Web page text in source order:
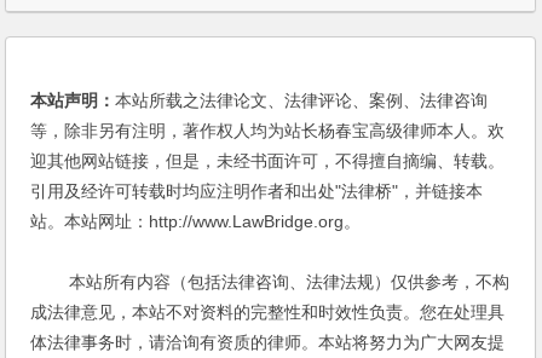
本站声明：本站所载之法律论文、法律评论、案例、法律咨询
等，除非另有注明，著作权人均为站长杨春宝高级律师本人。欢
迎其他网站链接，但是，未经书面许可，不得擅自摘编、转载。
引用及经许可转载时均应注明作者和出处"法律桥"，并链接本
站。本站网址：http://www.LawBridge.org。
本站所有内容（包括法律咨询、法律法规）仅供参考，不构
成法律意见，本站不对资料的完整性和时效性负责。您在处理具
体法律事务时，请洽询有资质的律师。本站将努力为广大网友提